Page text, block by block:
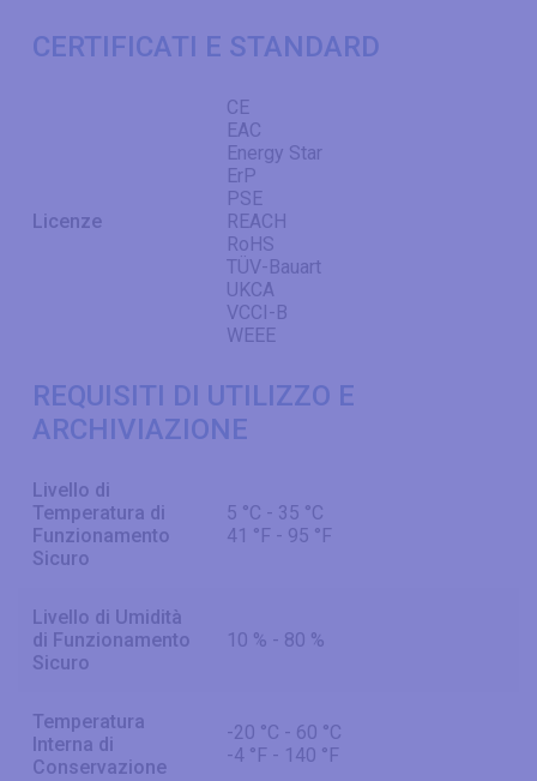
CERTIFICATI E STANDARD
Licenze
CE
EAC
Energy Star
ErP
PSE
REACH
RoHS
TÜV-Bauart
UKCA
VCCI-B
WEEE
REQUISITI DI UTILIZZO E
ARCHIVIAZIONE
Livello di
Temperatura di
Funzionamento
Sicuro
5 °C - 35 °C
41 °F - 95 °F
Livello di Umidità
di Funzionamento
Sicuro
10 % - 80 %
Temperatura
Interna di
Conservazione
-20 °C - 60 °C
-4 °F - 140 °F